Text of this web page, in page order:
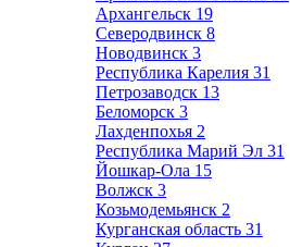
Архангельск 19
Северодвинск 8
Новодвинск 3
Республика Карелия 31
Петрозаводск 13
Беломорск 3
Лахденпохья 2
Республика Марий Эл 31
Йошкар-Ола 15
Волжск 3
Козьмодемьянск 2
Курганская область 31